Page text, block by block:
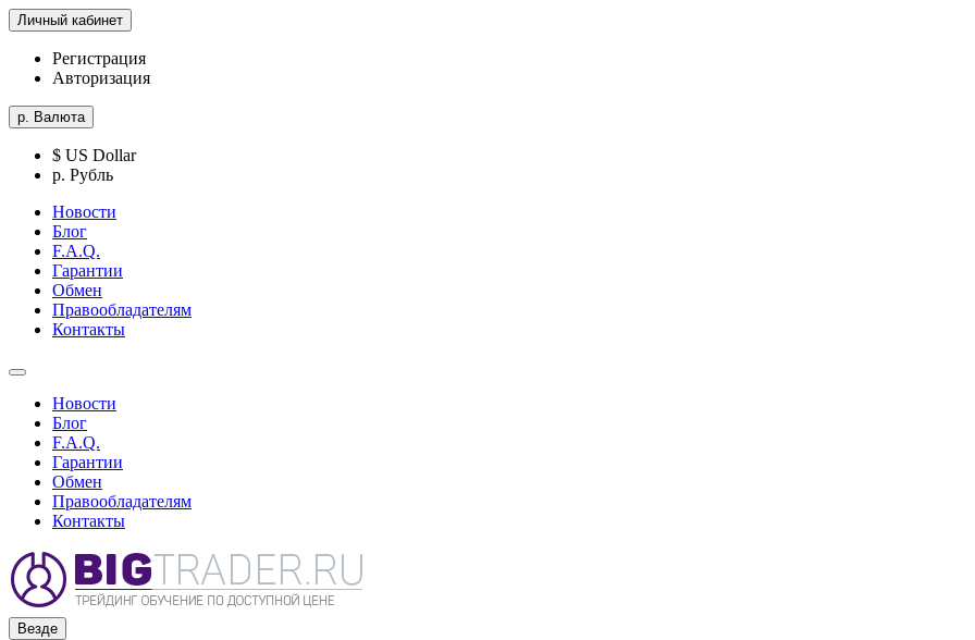
Личный кабинет
Регистрация
Авторизация
р. Валюта
$ US Dollar
р. Рубль
Новости
Блог
F.A.Q.
Гарантии
Обмен
Правообладателям
Контакты
Новости
Блог
F.A.Q.
Гарантии
Обмен
Правообладателям
Контакты
Везде